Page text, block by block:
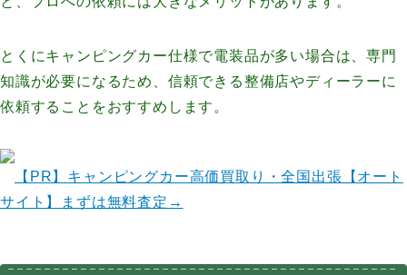
とくにキャンピングカー仕様で電装品が多い場合は、専門
知識が必要になるため、信頼できる整備店やディーラーに
依頼することをおすすめします。
【PR】 キャンピングカー高価買取り・全国出張【オート
サイト】まずは無料査定→